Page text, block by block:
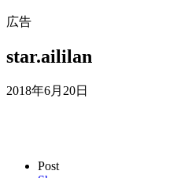
広告
star.aililan
2018年6月20日
Post